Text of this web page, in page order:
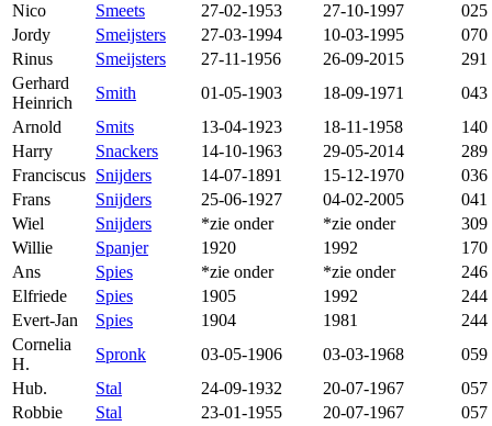
Nico
Smeets 27-02-1953 27-10-1997
025
Jordy
Smeijsters 27-03-1994 10-03-1995
070
Rinus
Smeijsters 27-11-1956 26-09-2015
291
Gerhard
Heinrich
Smith 01-05-1903 18-09-1971
043
Arnold
Smits 13-04-1923 18-11-1958
140
Harry
Snackers 14-10-1963 29-05-2014
289
Franciscus Snijders 14-07-1891 15-12-1970
036
Frans
Snijders 25-06-1927 04-02-2005
041
Wiel
Snijders *zie onder *zie onder
309
Willie
Spanjer 1920 1992
170
Ans
Spies *zie onder *zie onder
246
Elfriede
Spies 1905 1992
244
Evert-Jan
Spies 1904 1981
244
Cornelia
H.
Spronk 03-05-1906 03-03-1968
059
Hub.
Stal 24-09-1932 20-07-1967
057
Robbie
Stal 23-01-1955 20-07-1967
057